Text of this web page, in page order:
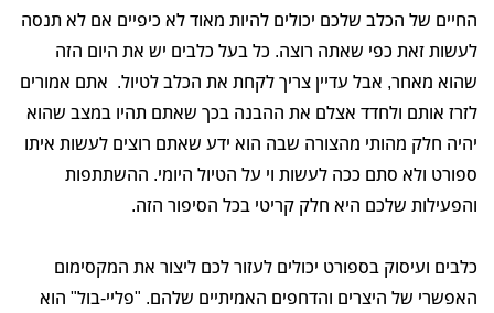
החיים של הכלב שלכם יכולים להיות מאוד לא כיפיים אם לא תנסה
לעשות זאת כפי שאתה רוצה. כל בעל כלבים יש את היום הזה
שהוא מאחר, אבל עדיין צריך לקחת את הכלב לטיול. אתם אמורים
לזרז אותם ולחדד אצלם את ההבנה בכך שאתם תהיו במצב שהוא
יהיה חלק מהותי מהצורה שבה הוא ידע שאתם רוצים לעשות איתו
ספורט ולא סתם ככה לעשות וי על הטיול היומי. ההשתתפות
והפעילות שלכם היא חלק קריטי בכל הסיפור הזה.
כלבים ועיסוק בספורט יכולים לעזור לכם ליצור את המקסימום
האפשרי של היצרים והדחפים האמיתיים שלהם. "פליי-בול" הוא